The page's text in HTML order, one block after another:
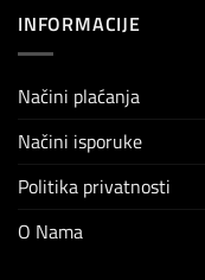
INFORMACIJE
Načini plaćanja
Načini isporuke
Politika privatnosti
O Nama